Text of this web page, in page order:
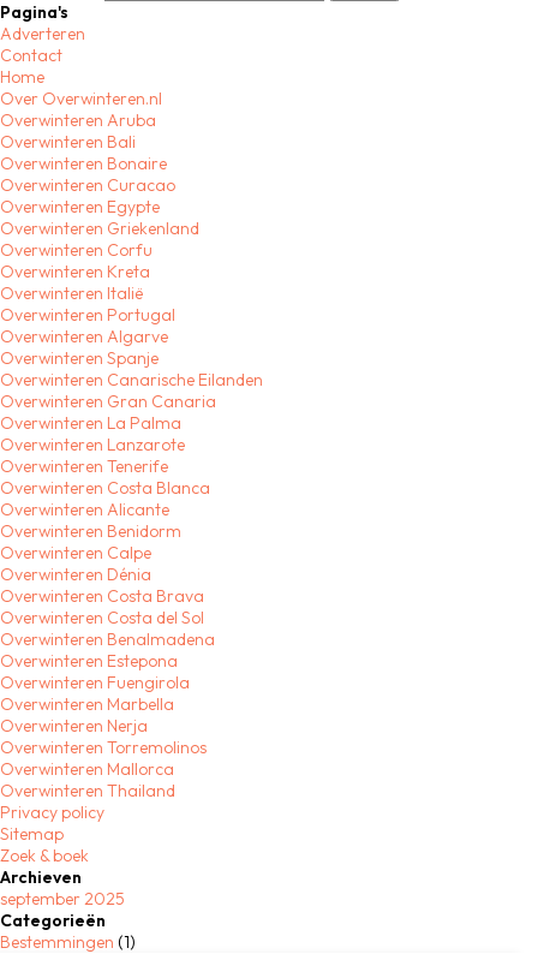
Pagina's
Adverteren
Contact
Home
Over Overwinteren.nl
Overwinteren Aruba
Overwinteren Bali
Overwinteren Bonaire
Overwinteren Curacao
Overwinteren Egypte
Overwinteren Griekenland
Overwinteren Corfu
Overwinteren Kreta
Overwinteren Italië
Overwinteren Portugal
Overwinteren Algarve
Overwinteren Spanje
Overwinteren Canarische Eilanden
Overwinteren Gran Canaria
Overwinteren La Palma
Overwinteren Lanzarote
Overwinteren Tenerife
Overwinteren Costa Blanca
Overwinteren Alicante
Overwinteren Benidorm
Overwinteren Calpe
Overwinteren Dénia
Overwinteren Costa Brava
Overwinteren Costa del Sol
Overwinteren Benalmadena
Overwinteren Estepona
Overwinteren Fuengirola
Overwinteren Marbella
Overwinteren Nerja
Overwinteren Torremolinos
Overwinteren Mallorca
Overwinteren Thailand
Privacy policy
Sitemap
Zoek & boek
Archieven
september 2025
Categorieën
Bestemmingen (1)